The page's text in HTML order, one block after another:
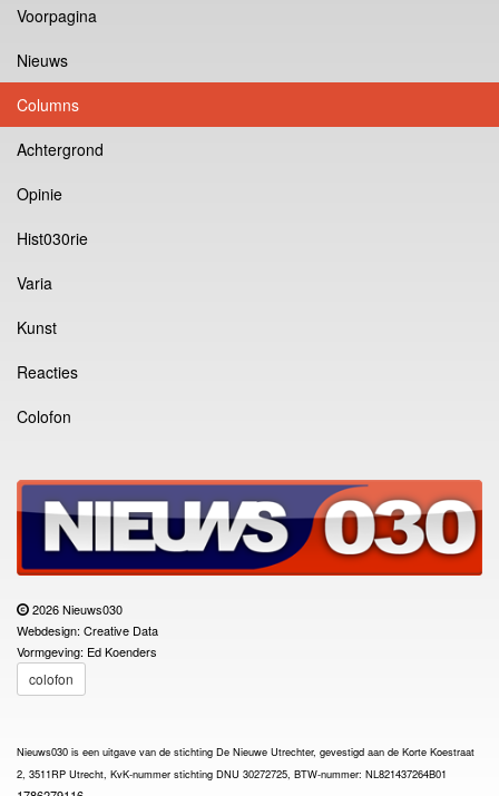
Voorpagina
Nieuws
Columns
Achtergrond
Opinie
Hist030rie
Varia
Kunst
Reacties
Colofon
2026 Nieuws030
Webdesign: Creative Data
Vormgeving: Ed Koenders
colofon
Nieuws030 is een uitgave van de stichting De Nieuwe Utrechter, gevestigd aan de Korte Koestraat
2, 3511RP Utrecht, KvK-nummer stichting DNU 30272725, BTW-nummer: NL821437264B01